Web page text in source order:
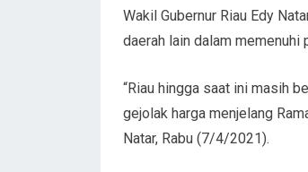
Wakil Gubernur Riau Edy
daerah lain dalam memenuhi
“Riau hingga saat ini masih
gejolak harga menjelang
Natar, Rabu (7/4/2021).